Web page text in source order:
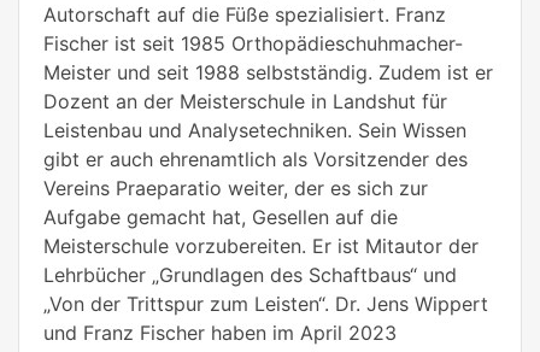
Autorschaft auf die Füße spezialisiert. Franz
Fischer ist seit 1985 Orthopädieschuhmacher-
Meister und seit 1988 selbstständig. Zudem ist er
Dozent an der Meisterschule in Landshut für
Leistenbau und Analysetechniken. Sein Wissen
gibt er auch ehrenamtlich als Vorsitzender des
Vereins Praeparatio weiter, der es sich zur
Aufgabe gemacht hat, Gesellen auf die
Meisterschule vorzubereiten. Er ist Mitautor der
Lehrbücher „Grundlagen des Schaftbaus“ und
„Von der Trittspur zum Leisten“. Dr. Jens Wippert
und Franz Fischer haben im April 2023